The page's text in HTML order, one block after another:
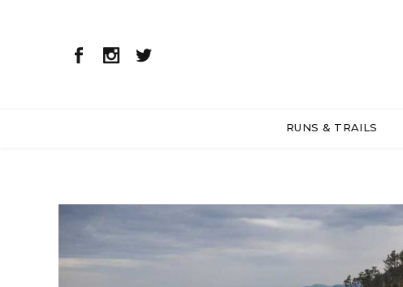
RUNS & TRAILS